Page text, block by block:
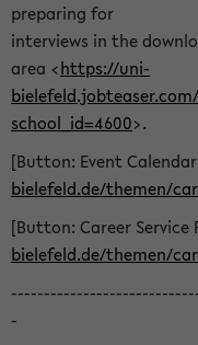
preparing for
interviews in the
area <https://uni-
school_id=4600>.
[Button: Event
bielefeld.de/themen/
[Button: Career Service
bielefeld.de/themen/
-